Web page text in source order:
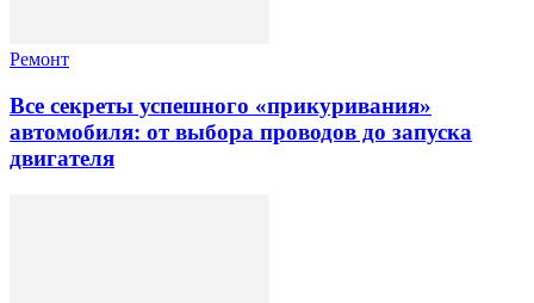
Ремонт
Все секреты успешного «прикуривания»
автомобиля: от выбора проводов до запуска
двигателя